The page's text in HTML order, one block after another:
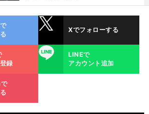
Xでフォローする
録
LINE
LINEで
アカウント追加